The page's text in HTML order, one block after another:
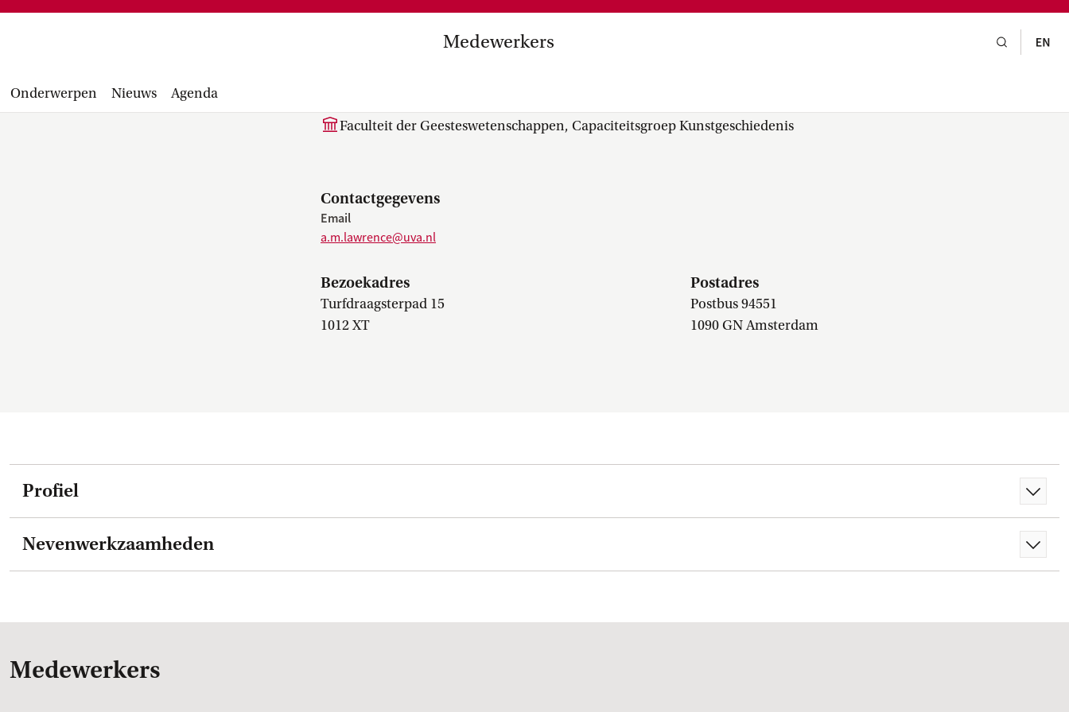
Medewerkers
Onderwerpen Nieuws Agenda
Financiële administratie, facturen,
projecten
Facultair strategisch plan, instellingsplan,
Wetsvoorstel Internationalisering in
Medezeggenschap, ondernemingsraad,
Faculteit der Geesteswetenschappen, Capaciteitsgroep Kunstgeschiedenis
Contactgegevens
Email
a.m.lawrence@uva.nl
Bezoekadres
Turfdraagsterpad 15
1012 XT
Postadres
Postbus 94551
1090 GN Amsterdam
Profiel
Nevenwerkzaamheden
Medewerkers